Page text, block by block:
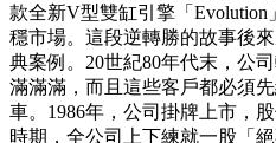
款全新V型雙缸引擎「
穩市場。這段逆轉勝的故事後
典案例。20世紀80年代末，公
滿滿滿，而且這些客戶都必須
車。1986年，公司掛牌上市，
時期，全公司上下練就一股「